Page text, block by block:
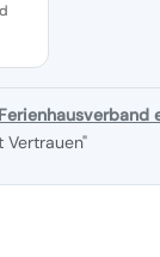
Vertrauen"